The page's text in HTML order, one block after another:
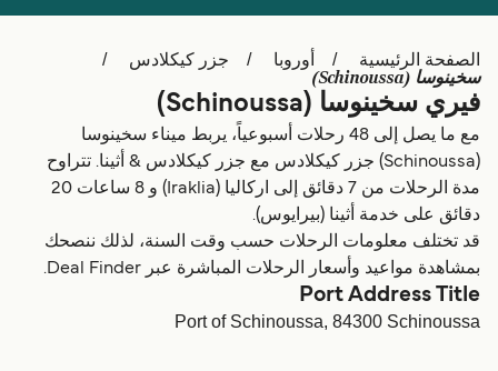
Norge
Україна
Indonesia
Maroc (FR)
الصفحة الرئيسية أوروبا جزر كيكلادس
سخينوسا (Schinoussa)
فيري سخينوسا (Schinoussa)
مع ما يصل إلى 48 رحلات أسبوعياً، يربط ميناء سخينوسا
(Schinoussa) جزر كيكلادس مع جزر كيكلادس & أثينا. تتراوح
مدة الرحلات من 7 دقائق إلى اركاليا (Iraklia) و 8 ساعات 20
دقائق على خدمة أثينا (بيرايوس).
قد تختلف معلومات الرحلات حسب وقت السنة، لذلك ننصحك
بمشاهدة مواعيد وأسعار الرحلات المباشرة عبر Deal Finder.
Port Address Title
Port of Schinoussa, 84300 Schinoussa